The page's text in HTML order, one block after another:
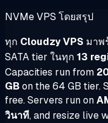
NVMe VPS โดยสรุป
ทุก Cloudzy VPS มาพ
SATA tier ในทุก 13
Capacities run from
GBon the 64 GB tier.
free. Servers run on
วินาที, and resize live